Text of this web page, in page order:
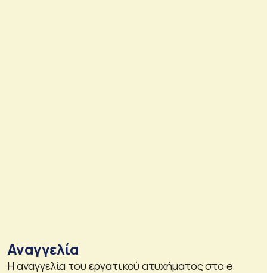
Αναγγελία
Η αναγγελία του εργατικού ατυχήματος στο e